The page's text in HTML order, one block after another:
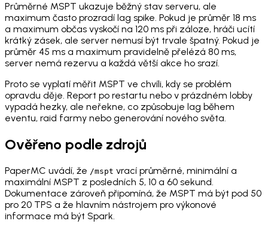
Průměrné MSPT ukazuje běžný stav serveru, ale
maximum často prozradí lag spike. Pokud je průměr 18 ms
a maximum občas vyskočí na 120 ms při záloze, hráči ucítí
krátký zásek, ale server nemusí být trvale špatný. Pokud je
průměr 45 ms a maximum pravidelně přelézá 80 ms,
server nemá rezervu a každá větší akce ho srazí.
Proto se vyplatí měřit MSPT ve chvíli, kdy se problém
opravdu děje. Report po restartu nebo v prázdném lobby
vypadá hezky, ale neřekne, co způsobuje lag během
eventu, raid farmy nebo generování nového světa.
Ověřeno podle zdrojů
PaperMC uvádí, že /mspt vrací průměrné, minimální a
maximální MSPT z posledních 5, 10 a 60 sekund.
Dokumentace zároveň připomíná, že MSPT má být pod 50
pro 20 TPS a že hlavním nástrojem pro výkonové
informace má být Spark.